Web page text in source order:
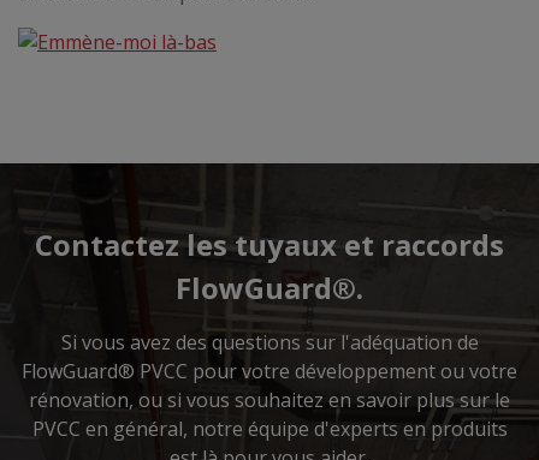
Contactez les tuyaux et raccords
FlowGuard®.
Si vous avez des questions sur l'adéquation de
FlowGuard® PVCC pour votre développement ou votre
rénovation, ou si vous souhaitez en savoir plus sur le
PVCC en général, notre équipe d'experts en produits